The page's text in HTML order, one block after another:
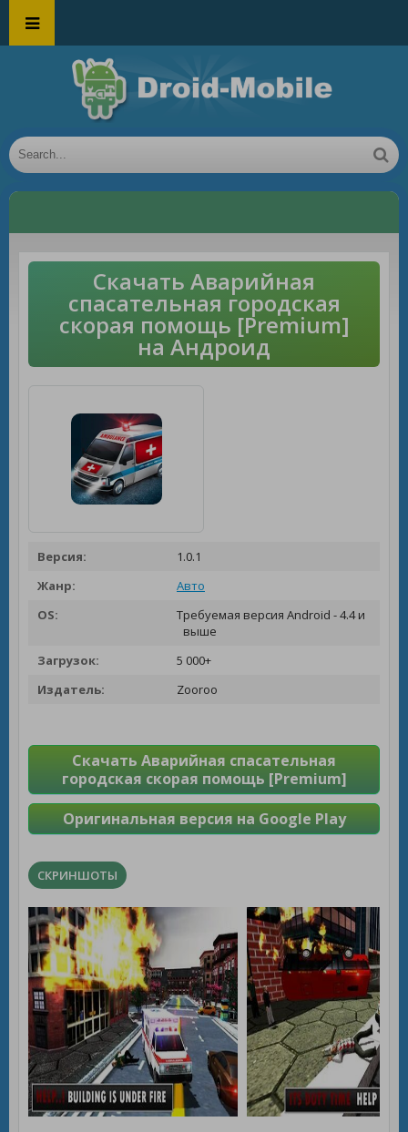
Скачать Аварийная
спасательная городская
скорая помощь [Premium]
на Андроид
Версия:
1.0.1
Жанр:
Авто
OS:
Требуемая версия Android - 4.4 и
выше
Загрузок:
5 000+
Издатель:
Zooroo
Скачать Аварийная спасательная
городская скорая помощь [Premium]
Оригинальная версия на Google Play
СКРИНШОТЫ